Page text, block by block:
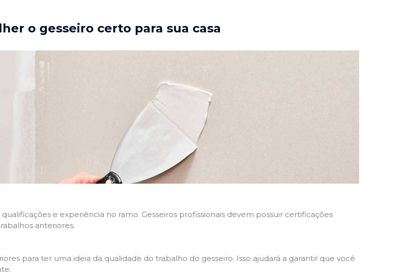
o gesseiro certo para sua casa
e experiência no ramo. Gesseiros profissionais devem possuir certificações
anteriores.
para ter uma ideia da qualidade do trabalho do gesseiro. Isso ajudará a garantir que você